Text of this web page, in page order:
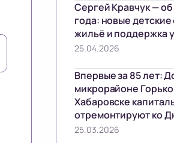
Сергей Кравчук — об
года: новые
жильё и поддержка
25.04.2026
Впервые за 85 лет:
микрорайоне
Хабаровске
отремонтируют ко
25.03.2026